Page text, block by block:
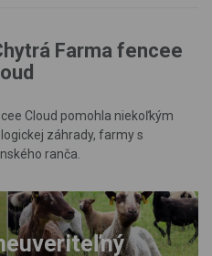
Farma fencee
Cloud pomohla niekoľkým
záhrady, farmy s
ranča.